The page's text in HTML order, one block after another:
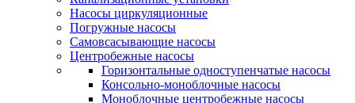
Насосы циркуляционные
Погружные насосы
Самовсасывающие насосы
Центробежные насосы
Горизонтальные одноступенчатые насосы
Консольно-моноблочные насосы
Моноблочные центробежные насосы